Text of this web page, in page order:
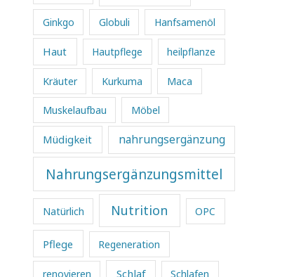
Ginkgo Globuli Hanfsamenöl
Haut Hautpflege heilpflanze
Kräuter Kurkuma Maca
Muskelaufbau Möbel
Müdigkeit nahrungsergänzung
Nahrungsergänzungsmittel
Natürlich Nutrition OPC
Pflege Regeneration
renovieren Schlaf Schlafen